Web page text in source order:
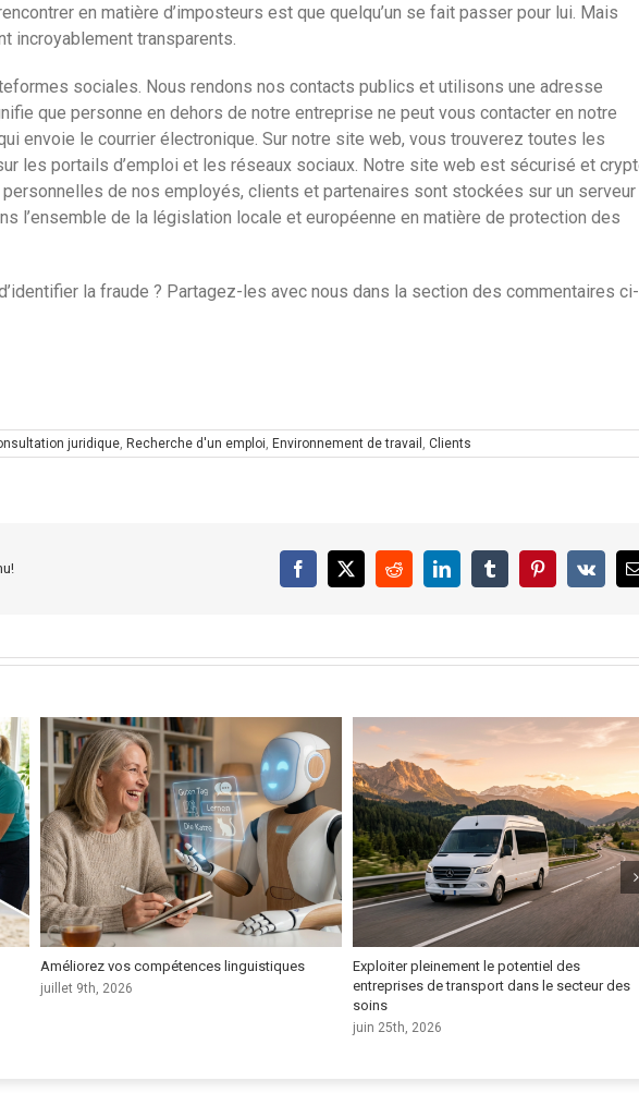
en matière d’imposteurs est que quelqu’un se fait passer pour lui. Mais
incroyablement transparents.
sociales. Nous rendons nos contacts publics et utilisons une adresse
que personne en dehors de notre entreprise ne peut vous contacter en notre
envoie le courrier électronique. Sur notre site web, vous trouverez toutes les
les portails d’emploi et les réseaux sociaux. Notre site web est sécurisé et
de nos employés, clients et partenaires sont stockées sur un serveur
l’ensemble de la législation locale et européenne en matière de protection des
la fraude ? Partagez-les avec nous dans la section des commentaires ci-
juridique Recherche d'un emploi Environnement de travail Clients
Facebook
X RedditLinkedInTumblrPinterest
Vk
Améliorez vos compétences linguistiques
juillet 9th, 2026
Exploiter pleinement le potentiel des
entreprises de transport dans le secteur des
soins
juin 25th, 2026